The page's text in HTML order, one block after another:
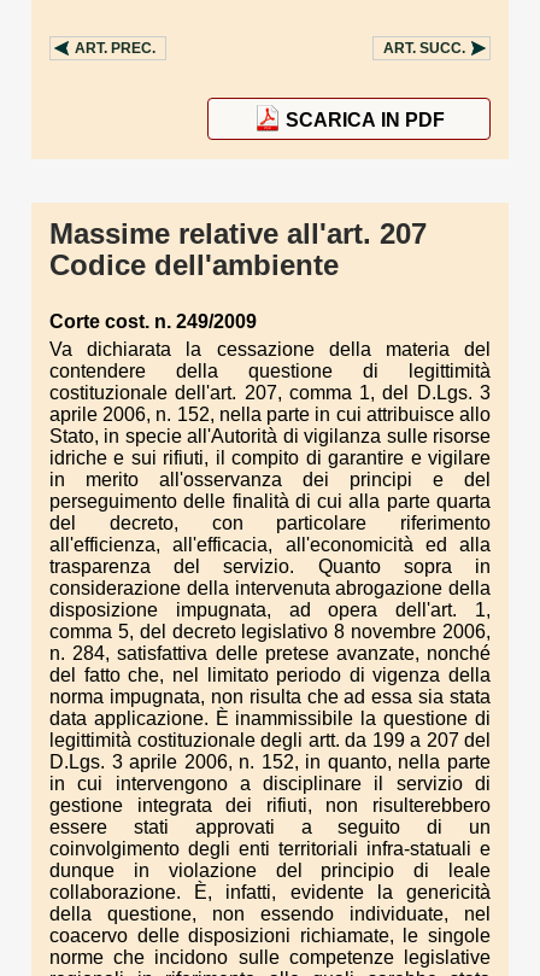
ART. PREC. ART. SUCC.
SCARICA IN PDF
Massime relative all'art. 207
Codice dell'ambiente
Corte cost. n. 249/2009
Va dichiarata la cessazione della materia del
contendere della questione di legittimità
costituzionale dell'art. 207, comma 1, del D.Lgs. 3
aprile 2006, n. 152, nella parte in cui attribuisce allo
Stato, in specie all'Autorità di vigilanza sulle risorse
idriche e sui rifiuti, il compito di garantire e vigilare
in merito all'osservanza dei principi e del
perseguimento delle finalità di cui alla parte quarta
del decreto, con particolare riferimento
all'efficienza, all'efficacia, all'economicità ed alla
trasparenza del servizio. Quanto sopra in
considerazione della intervenuta abrogazione della
disposizione impugnata, ad opera dell'art. 1,
comma 5, del decreto legislativo 8 novembre 2006,
n. 284, satisfattiva delle pretese avanzate, nonché
del fatto che, nel limitato periodo di vigenza della
norma impugnata, non risulta che ad essa sia stata
data applicazione. È inammissibile la questione di
legittimità costituzionale degli artt. da 199 a 207 del
D.Lgs. 3 aprile 2006, n. 152, in quanto, nella parte
in cui intervengono a disciplinare il servizio di
gestione integrata dei rifiuti, non risulterebbero
essere stati approvati a seguito di un
coinvolgimento degli enti territoriali infra-statuali e
dunque in violazione del principio di leale
collaborazione. È, infatti, evidente la genericità
della questione, non essendo individuate, nel
coacervo delle disposizioni richiamate, le singole
norme che incidono sulle competenze legislative